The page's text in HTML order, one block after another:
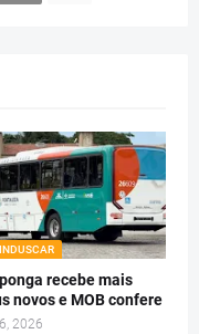
recebe mais
novos e MOB confere
2026